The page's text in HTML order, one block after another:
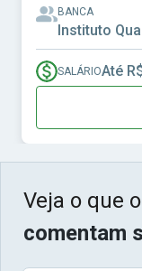
BANCA
Instituto
SALÁRIOAté
Veja o que
comentam